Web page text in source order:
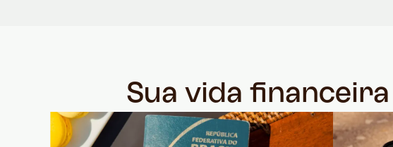
Sua vida